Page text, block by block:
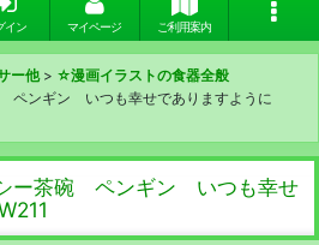
イン マイページ ご利用案内
ー他 > ☆漫画イラストの食器全般
ペンギン いつも幸せでありますように
ー茶碗 ペンギン いつも幸せ